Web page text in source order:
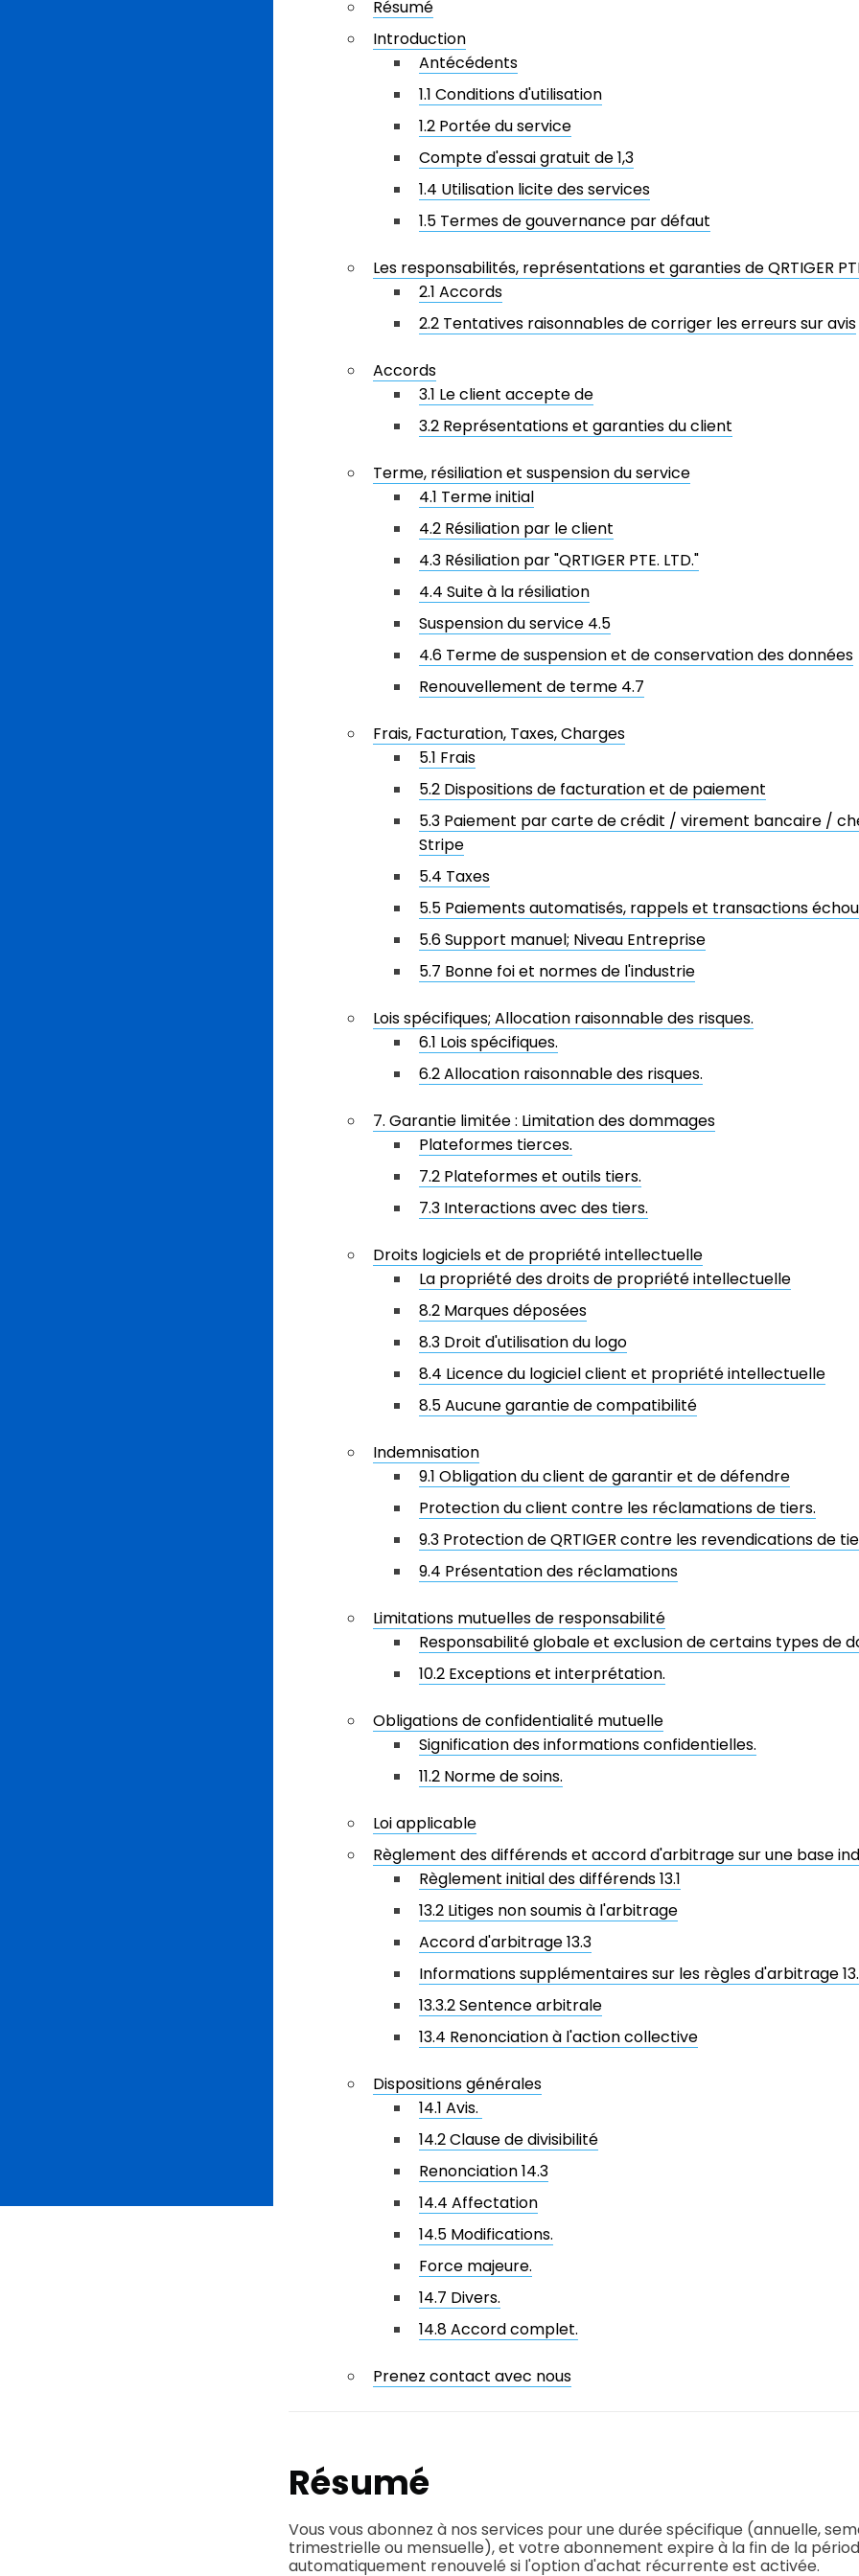
Résumé
Introduction
Antécédents
1.1 Conditions d'utilisation
1.2 Portée du service
Compte d'essai gratuit de 1,3
1.4 Utilisation licite des services
1.5 Termes de gouvernance par défaut
Les responsabilités, représentations et garanties de QRTIGER
2.1 Accords
2.2 Tentatives raisonnables de corriger les erreurs sur avis
Accords
3.1 Le client accepte de
3.2 Représentations et garanties du client
Terme, résiliation et suspension du service
4.1 Terme initial
4.2 Résiliation par le client
4.3 Résiliation par "QRTIGER PTE. LTD."
4.4 Suite à la résiliation
Suspension du service 4.5
4.6 Terme de suspension et de conservation des données
Renouvellement de terme 4.7
Frais, Facturation, Taxes, Charges
5.1 Frais
5.2 Dispositions de facturation et de paiement
5.3 Paiement par carte de crédit / virement bancaire /
Stripe
5.4 Taxes
5.5 Paiements automatisés, rappels et transactions
5.6 Support manuel; Niveau Entreprise
5.7 Bonne foi et normes de l'industrie
Lois spécifiques; Allocation raisonnable des risques.
6.1 Lois spécifiques.
6.2 Allocation raisonnable des risques.
7. Garantie limitée : Limitation des dommages
Plateformes tierces.
7.2 Plateformes et outils tiers.
7.3 Interactions avec des tiers.
Droits logiciels et de propriété intellectuelle
La propriété des droits de propriété intellectuelle
8.2 Marques déposées
8.3 Droit d'utilisation du logo
8.4 Licence du logiciel client et propriété intellectuelle
8.5 Aucune garantie de compatibilité
Indemnisation
9.1 Obligation du client de garantir et de défendre
Protection du client contre les réclamations de tiers.
9.3 Protection de QRTIGER contre les revendications de
9.4 Présentation des réclamations
Limitations mutuelles de responsabilité
Responsabilité globale et exclusion de certains types de
10.2 Exceptions et interprétation.
Obligations de confidentialité mutuelle
Signification des informations confidentielles.
11.2 Norme de soins.
Loi applicable
Règlement des différends et accord d'arbitrage sur une base
Règlement initial des différends 13.1
13.2 Litiges non soumis à l'arbitrage
Accord d'arbitrage 13.3
Informations supplémentaires sur les règles d'arbitrage
13.3.2 Sentence arbitrale
13.4 Renonciation à l'action collective
Dispositions générales
14.1 Avis.
14.2 Clause de divisibilité
Renonciation 14.3
14.4 Affectation
14.5 Modifications.
Force majeure.
14.7 Divers.
14.8 Accord complet.
Prenez contact avec nous
Résumé
Vous vous abonnez à nos services pour une durée spécifique (annuelle,
trimestrielle ou mensuelle), et votre abonnement expire à la fin de la
automatiquement renouvelé si l'option d'achat récurrente est activée.